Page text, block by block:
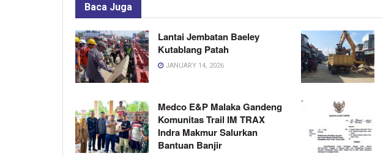
Baca Juga
Lantai Jembatan Baeley
Kutablang Patah
JANUARY 14, 2026
Medco E&P Malaka Gandeng
Komunitas Trail IM TRAX
Indra Makmur Salurkan
Bantuan Banjir